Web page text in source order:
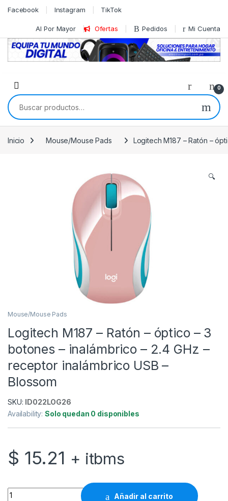
Skip to navigation
Skip to content
Facebook Instagram TikTok
Al Por Mayor Ofertas Pedidos Mi Cuenta
0
Buscar por:
Inicio Mouse/Mouse Pads Logitech M187 – Ratón –
🔍
Mouse/Mouse Pads
Logitech M187 – Ratón – óptico – 3
botones – inalámbrico – 2.4 GHz –
receptor inalámbrico USB –
Blossom
SKU: ID022LOG26
Availability:Solo quedan 0 disponibles
$ 15.21 + itbms
Logitech M187 - Ratón - óptico - 3 botones - inalámbrico -
Añadir al carrito